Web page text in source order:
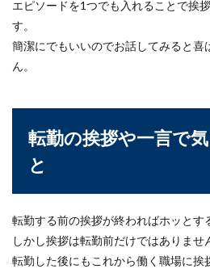
エピソードを1つでも入れることで挨
す。
簡潔にでもいいのでお話してみると喜
ん。
転勤の挨拶や一言で
と
転勤する前の挨拶が終わればホッとす
しかし挨拶は転勤前だけではありませ
転勤した後にもこれから働く職場に挨